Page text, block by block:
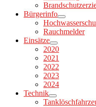
Bürgerinfo
Rauchmelder
Einsätze
2020
2021
2022
2023
2024
Technik